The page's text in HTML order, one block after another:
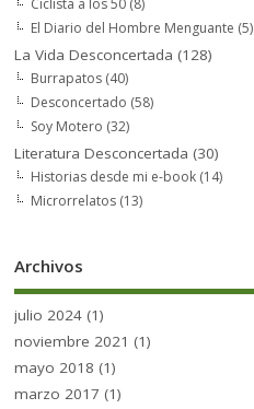
El Diario del Hombre Menguante (5)
La Vida Desconcertada (128)
Burrapatos (40)
Desconcertado (58)
Soy Motero (32)
Literatura Desconcertada (30)
Historias desde mi e-book (14)
Microrrelatos (13)
Archivos
julio 2024 (1)
noviembre 2021 (1)
mayo 2018 (1)
marzo 2017 (1)